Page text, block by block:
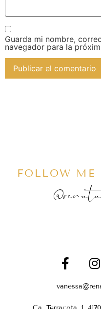
Guarda mi nombre,
navegador para la
FOLLOW ME